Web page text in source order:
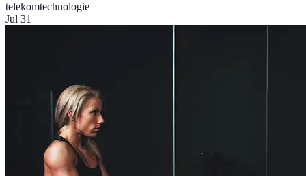
telekomtechnologie
Jul 31